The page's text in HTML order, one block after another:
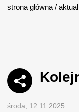
strona główna /
środa, 12.11.2025